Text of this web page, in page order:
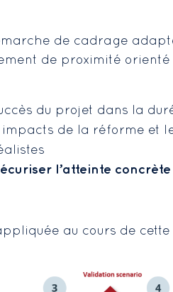
de cadrage
de proximité orienté
du projet dans la
de la réforme et
l’atteinte
au cours de cette